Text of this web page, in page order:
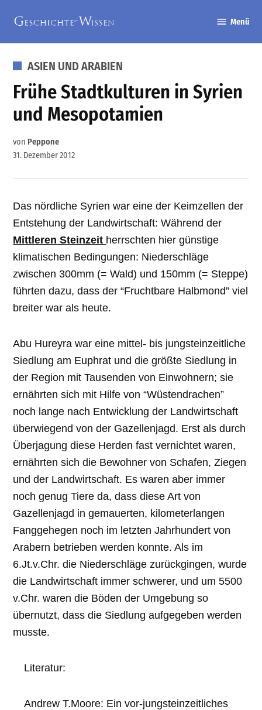
Inhalt
springen
Wissen
Menü
VERÖFFENTLICHT
IN
ASIEN UND ARABIEN
Frühe Stadtkulturen in Syrien
und Mesopotamien
von Peppone
31. Dezember 2012
Das nördliche Syrien war eine der Keimzellen der
Entstehung der Landwirtschaft: Während der
Mittleren Steinzeit herrschten hier günstige
klimatischen Bedingungen: Niederschläge
zwischen 300mm (=Wald) und 150mm (= Steppe)
führten dazu, dass der “Fruchtbare Halbmond” viel
breiter war als heute.
Abu Hureyra war eine mittel- bis jungsteinzeitliche
Siedlung am Euphrat und die größte Siedlung in
der Region mit Tausenden von Einwohnern; sie
ernährten sich mit Hilfe von “Wüstendrachen”
noch lange nach Entwicklung der Landwirtschaft
überwiegend von der Gazellenjagd. Erst als durch
Überjagung diese Herden fast vernichtet waren,
ernährten sich die Bewohner von Schafen, Ziegen
und der Landwirtschaft. Es waren aber immer
noch genug Tiere da, dass diese Art von
Gazellenjagd in gemauerten, kilometerlangen
Fanggehegen noch im letzten Jahrhundert von
Arabern betrieben werden konnte. Als im
6.Jt.v.Chr. die Niederschläge zurückgingen, wurde
die Landwirtschaft immer schwerer, und um 5500
v.Chr. waren die Böden der Umgebung so
übernutzt, dass die Siedlung aufgegeben werden
musste.
Literatur:
Andrew T.Moore: Ein vor-jungsteinzeitliches